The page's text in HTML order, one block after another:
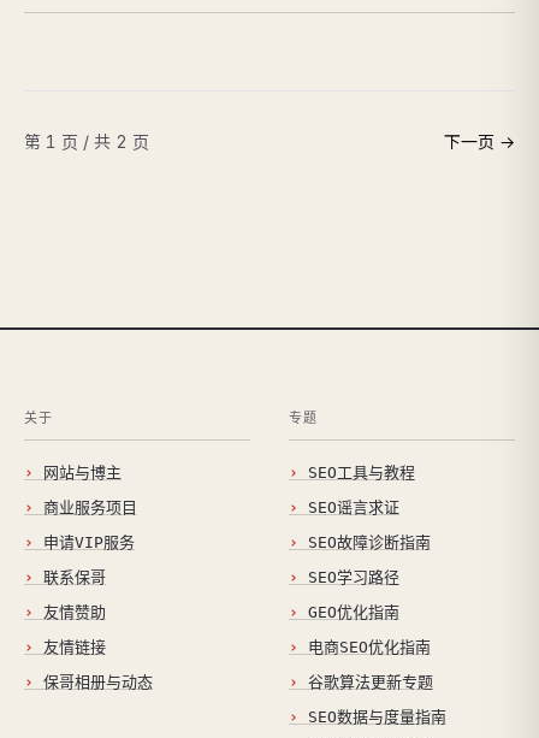
第 1 页 / 共 2 页 下一页 →
关于
网站与博主
商业服务项目
申请VIP服务
联系保哥
友情赞助
友情链接
保哥相册与动态
专题
SEO工具与教程
SEO谣言求证
SEO故障诊断指南
SEO学习路径
GEO优化指南
电商SEO优化指南
谷歌算法更新专题
SEO数据与度量指南